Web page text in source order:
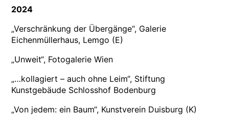
2024
„Verschränkung der Übergänge“, Galerie
Eichenmüllerhaus, Lemgo (E)
„Unweit“, Fotogalerie Wien
„…kollagiert – auch ohne Leim“, Stiftung
Kunstgebäude Schlosshof Bodenburg
„Von jedem: ein Baum“, Kunstverein Duisburg (K)